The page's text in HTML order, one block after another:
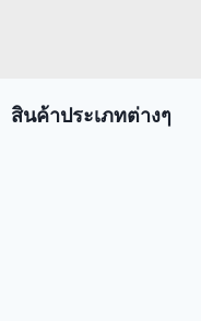
สินค้าประเภทต่างๆ